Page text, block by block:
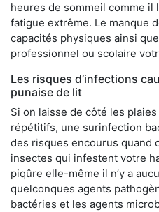
heures de sommeil comme il
fatigue extrême. Le manque
capacités physiques ainsi
professionnel ou scolaire
Les risques d’infections
punaise de lit
Si on laisse de côté les
répétitifs, une surinfection
des risques encourus quand
insectes qui infestent votre
piqûre elle-même il n’y a
quelconques agents
bactéries et les agents